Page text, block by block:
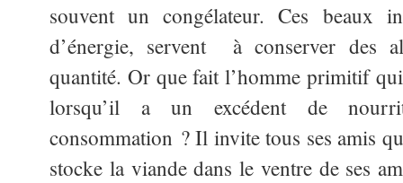
souvent un congélateur. Ces beaux
d’énergie, servent à conserver des
quantité. Or que fait l’homme primitif
lorsqu’il a un excédent de
consommation ? Il invite tous ses amis
stocke la viande dans le ventre de ses